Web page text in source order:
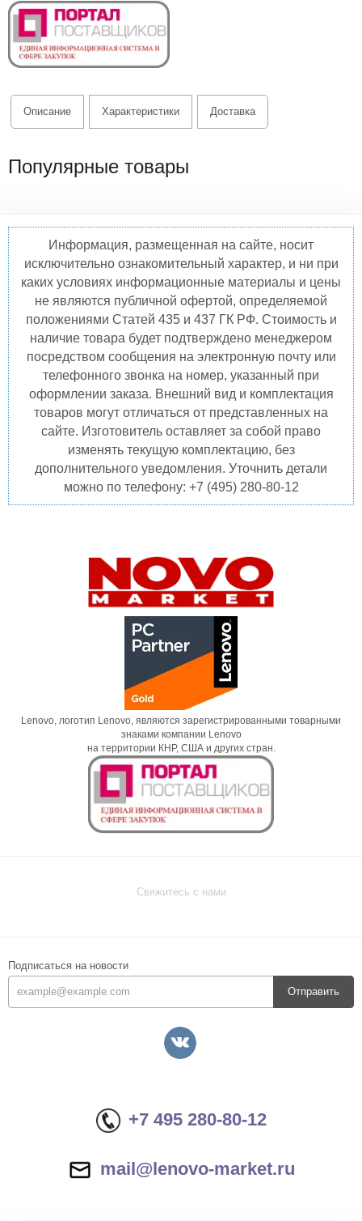
Описание Характеристики Доставка
Популярные товары
Информация, размещенная на сайте, носит
исключительно ознакомительный характер, и ни при
каких условиях информационные материалы и цены
не являются публичной офертой, определяемой
положениями Статей 435 и 437 ГК РФ. Стоимость и
наличие товара будет подтверждено менеджером
посредством сообщения на электронную почту или
телефонного звонка на номер, указанный при
оформлении заказа. Внешний вид и комплектация
товаров могут отличаться от представленных на
сайте. Изготовитель оставляет за собой право
изменять текущую комплектацию, без
дополнительного уведомления. Уточнить детали
можно по телефону: +7 (495) 280-80-12
Lenovo, логотип Lenovo, являются зарегистрированными товарными
знаками компании Lenovo
на территории КНР, США и других стран.
Свяжитесь с нами
Подписаться на новости
Отправить
+7 495 280-80-12
mail@lenovo-market.ru